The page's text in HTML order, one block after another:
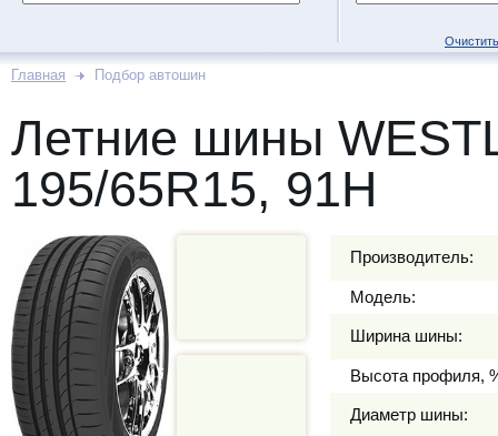
Главная Подбор автошин
Летние шины
195/65R15, 91H
Производитель:
Модель:
Ширина шины:
Высота профиля,
Диаметр шины: